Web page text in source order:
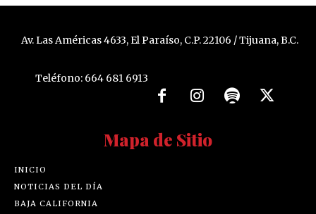
Av. Las Américas 4633, El Paraíso, C.P. 22106 / Tijuana, B.C.
Teléfono: 664 681 6913
Mapa de Sitio
INICIO
NOTICIAS DEL DÍA
BAJA CALIFORNIA